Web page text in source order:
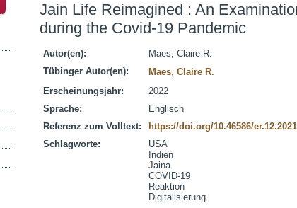
Jain Life Reimagined : An
during the Covid-19 Pandemic
Autor(en):
Maes, Claire R.
Tübinger Autor(en):
Maes, Claire R.
Erscheinungsjahr:
2022
Sprache:
Englisch
Referenz zum Volltext:
https://doi.org/10.46586/
Schlagworte:
USA
Indien
Jaina
COVID-19
Reaktion
Digitalisierung